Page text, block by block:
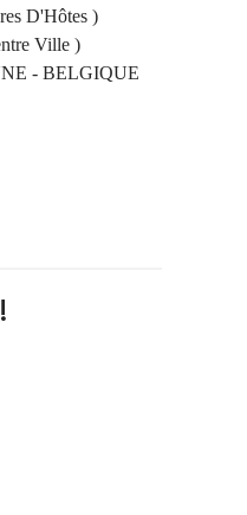
D'Hôtes )
Ville )
- BELGIQUE